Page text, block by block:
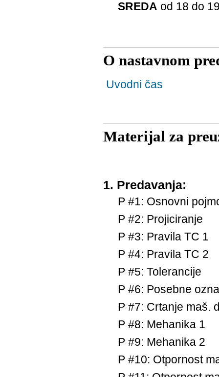
SREDA od 18 do
O nastavnom
Uvodni čas
Materijal za
1. Predavanja:
P #1: Osnovni
P #2:
P #3:
P #4:
P #5:
P #6:
P #7: Crtanje
P #8:
P #9:
P #10: Otpornost